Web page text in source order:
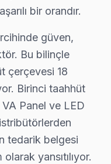
yaşam alanı olarak,
hızla gelişen bir
Arıza Korelasyonu
bir orandır.
güven,
Bu bilinçle
çerçevesi 18
Birinci taahhüt
Panel ve LED
tedarik belgesi
yansıtılıyor.